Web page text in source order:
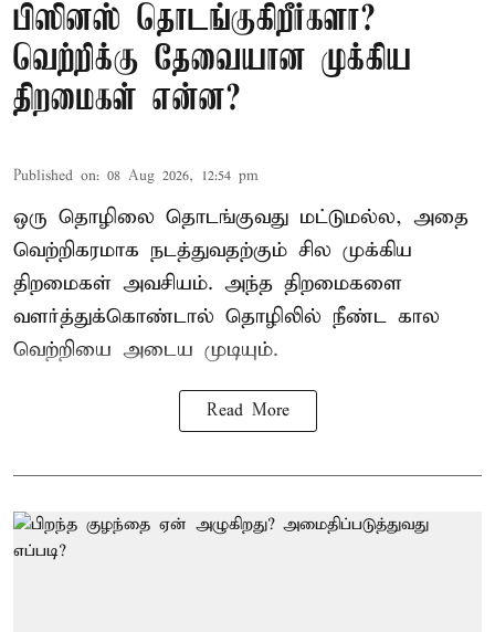
பிஸினஸ் தொடங்குகிறீர்களா?
வெற்றிக்கு தேவையான முக்கிய
திறமைகள் என்ன?
Published on: 08 Aug 2026, 12:54 pm
ஒரு தொழிலை தொடங்குவது மட்டுமல்ல, அதை
வெற்றிகரமாக நடத்துவதற்கும் சில முக்கிய
திறமைகள் அவசியம். அந்த திறமைகளை
வளர்த்துக்கொண்டால் தொழிலில் நீண்ட கால
வெற்றியை அடைய முடியும்.
Read More